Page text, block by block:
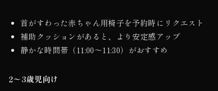
首がすわった赤ちゃん用椅子を予約時にリクエスト
補助クッションがあると、より安定感アップ
静かな時間帯（11:00〜11:30）がおすすめ
2〜3歳児向け